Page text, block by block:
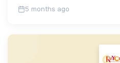
5 months ago